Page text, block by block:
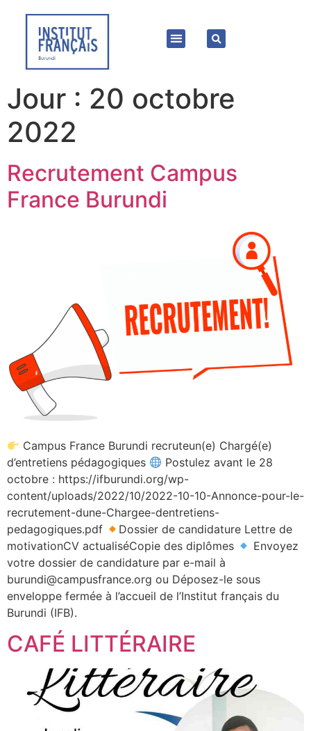
Jour : 20 octobre
2022
Recrutement Campus
France Burundi
Campus France Burundi recruteun(e) Chargé(e)
d’entretiens pédagogiques
Postulez avant le 28
octobre : https://ifburundi.org/wp-
content/uploads/2022/10/2022-10-10-Annonce-pour-le-
recrutement-dune-Chargee-dentretiens-
pedagogiques.pdf
Dossier de candidature Lettre de
motivationCV actualiséCopie des diplômes
Envoyez
votre dossier de candidature par e-mail à
burundi@campusfrance.org ou Déposez-le sous
enveloppe fermée à l’accueil de l’Institut français du
Burundi (IFB).
CAFÉ LITTÉRAIRE